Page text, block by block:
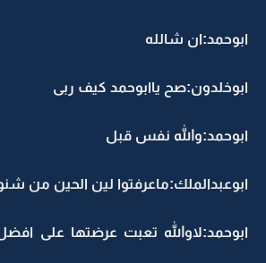
ابوحمد:ان شالله
ابوخلدون:صح ياابوحمد كيف ربى
ابوحمد:والله نفس قبل
ابوعبدالملك:ماعرفتوا لين الحين من
ابوحمد:لاوالله تعبت عرضتها على